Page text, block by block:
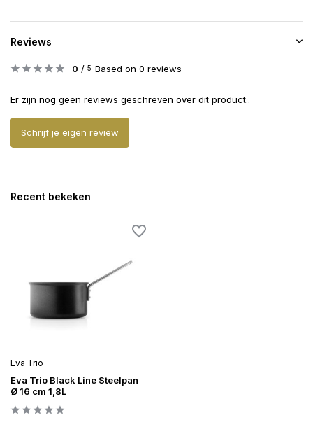
Reviews
0 / 5 Based on 0 reviews
Er zijn nog geen reviews geschreven over dit product..
Schrijf je eigen review
Recent bekeken
Eva Trio
Eva Trio Black Line Steelpan
Ø 16 cm 1,8L